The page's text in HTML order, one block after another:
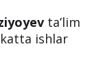
ta’lim
ishlar